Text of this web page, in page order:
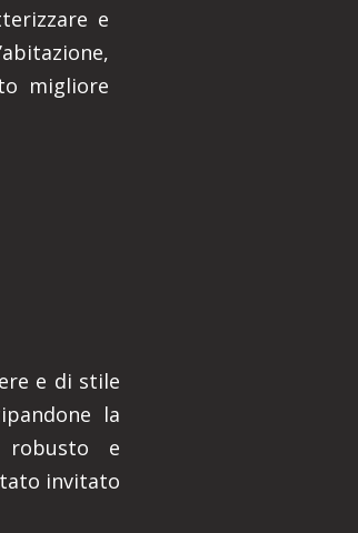
e
migliore
e di stile
la
robusto e
invitato